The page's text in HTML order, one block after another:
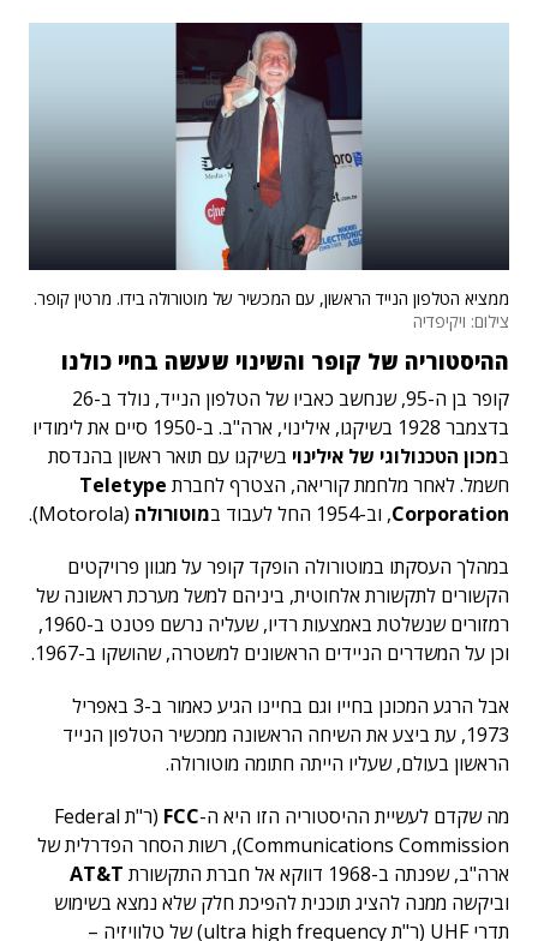
ממציא הטלפון הנייד הראשון, עם המכשיר של מוטורולה בידו. מרטין קופר.
צילום: ויקיפדיה
ההיסטוריה של קופר והשינוי שעשה בחיי כולנו
קופר בן ה-95, שנחשב כאביו של הטלפון הנייד, נולד ב-26
בדצמבר 1928 בשיקגו, אילינוי, ארה"ב. ב-1950 סיים את לימודיו
במכון הטכנולוגי של אילינוי בשיקגו עם תואר ראשון בהנדסת
חשמל. לאחר מלחמת קוריאה, הצטרף לחברת Teletype
Corporation, וב-1954 החל לעבוד ב מוטורולה (Motorola).
במהלך העסקתו במוטורולה הופקד קופר על מגוון פרויקטים
הקשורים לתקשורת אלחוטית, ביניהם למשל מערכת ראשונה של
רמזורים שנשלטת באמצעות רדיו, שעליה נרשם פטנט ב-1960,
וכן על המשדרים הניידים הראשונים למשטרה, שהושקו ב-1967.
אבל הרגע המכונן בחייו וגם בחיינו הגיע כאמור ב-3 באפריל
1973, עת ביצע את השיחה הראשונה ממכשיר הטלפון הנייד
הראשון בעולם, שעליו הייתה חתומה מוטורולה.
מה שקדם לעשיית ההיסטוריה הזו היא ה-FCC
(ר"ת Federal
Communications Commission), רשות הסחר הפדרלית של
ארה"ב, שפנתה ב-1968 דווקא אל חברת התקשורת
AT&T
וביקשה ממנה להציג תוכנית להפיכת חלק שלא נמצא בשימוש
תדרי UHF (ר"ת ultra high frequency) של טלוויזיה –